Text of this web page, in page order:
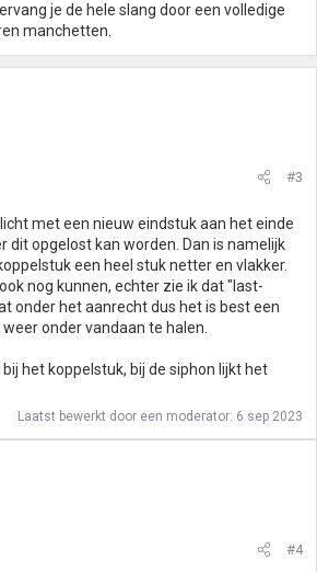
je de hele slang door een volledige
manchetten.
#3
met een nieuw eindstuk aan het einde
dit opgelost kan worden. Dan is namelijk
een heel stuk netter en vlakker.
nog kunnen, echter zie ik dat "last-
onder het aanrecht dus het is best een
onder vandaan te halen.
het koppelstuk, bij de siphon lijkt het
Laatst bewerkt door een moderator: 6 sep 2023
#4